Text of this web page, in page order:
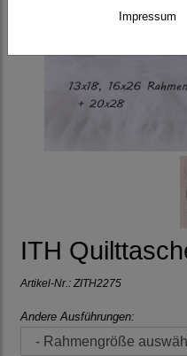
ITH
Artikel-Nr.: ZITH2275
Andere Ausführungen:
Impressum